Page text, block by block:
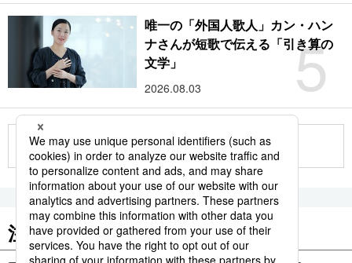
5
唯一の「外国人歌人」カン・ハン
ナさんが短歌で伝える「引き算の
文学」
2026.08.03
もっと見る
注目のキーワード